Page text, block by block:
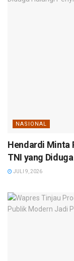
NASIONAL
Hendardi Minta
TNI yang
JULI 9, 2026